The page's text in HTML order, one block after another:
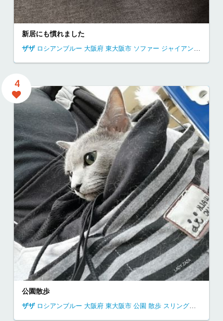
新居にも慣れました
ザザ ロシアンブルー 大阪府 東大阪市 ソファー ジャイアン 昼寝
4
公園散歩
ザザ ロシアンブルー 大阪府 東大阪市 公園 散歩 スリングバッグ